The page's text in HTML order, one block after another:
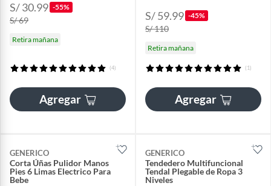
S/ 30.99 -55%
S/ 69
Retira mañana
(4)
Agregar
S/ 59.99 -45%
S/ 110
Retira mañana
(1)
Agregar
GENERICO
Corta Úñas Pulidor Manos
Pies 6 Limas Electrico Para
Bebe
GENERICO
Tendedero Multifuncional
Tendal Plegable de Ropa 3
Niveles